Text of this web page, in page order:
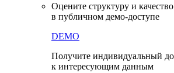
Оцените структуру и
в публичном демо-доступе
DEMO
Получите индивидуальный
к интересующим данным